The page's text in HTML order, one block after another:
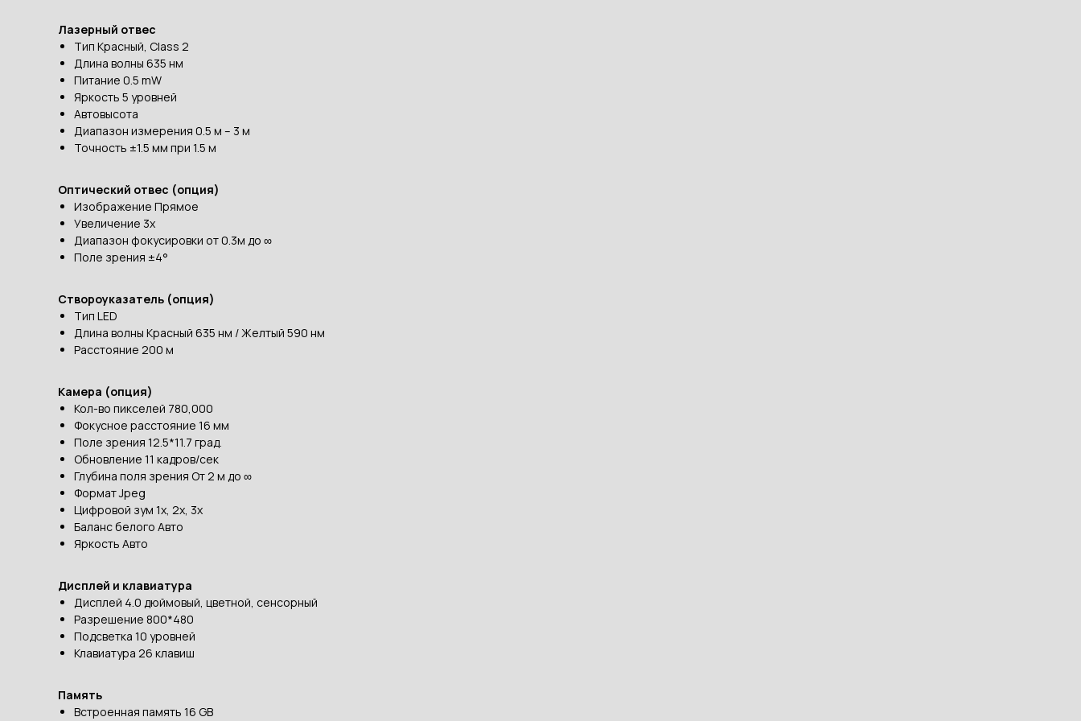
Лазерный отвес
Тип Красный, Class 2
Длина волны 635 нм
Питание 0.5 mW
Яркость 5 уровней
Автовысота
Диапазон измерения 0.5 м – 3 м
Точность ±1.5 мм при 1.5 м
Оптический отвес (опция)
Изображение Прямое
Увеличение 3х
Диапазон фокусировки от 0.3м до ∞
Поле зрения ±4°
Створоуказатель (опция)
Тип LED
Длина волны Красный 635 нм / Желтый 590 нм
Расстояние 200 м
Камера (опция)
Кол-во пикселей 780,000
Фокусное расстояние 16 мм
Поле зрения 12.5*11.7 град.
Обновление 11 кадров/сек
Глубина поля зрения От 2 м до ∞
Формат Jpeg
Цифровой зум 1x, 2x, 3x
Баланс белого Авто
Яркость Авто
Дисплей и клавиатура
Дисплей 4.0 дюймовый, цветной, сенсорный
Разрешение 800*480
Подсветка 10 уровней
Клавиатура 26 клавиш
Память
Встроенная память 16 GB